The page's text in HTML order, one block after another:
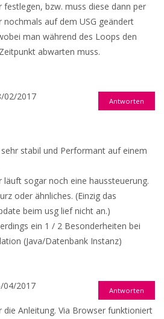
festlegen, bzw. muss diese dann per
nochmals auf dem USG geändert
man während des Loops den
abwarten muss.
02/2017 Antworten
stabil und Performant auf einem
läuft sogar noch eine haussteuerung.
oder ähnliches. (Einzig das
beim usg lief nicht an.)
ein 1 / 2 Besonderheiten bei
(Java/Datenbank Instanz)
04/2017 Antworten
die Anleitung. Via Browser funktioniert